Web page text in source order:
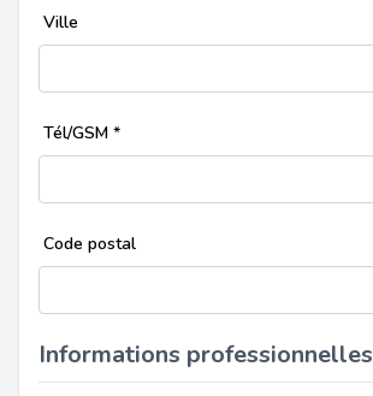
Ville
Tél/GSM *
Code postal
Informations professionnelles